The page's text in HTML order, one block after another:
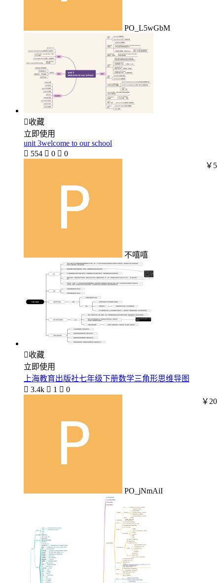
PO_L5wGbM
收藏
立即使用
unit 3welcome to our school
 554  0  0
不嘻嘻
￥5
收藏
立即使用
上海教育出版社七年级下册数学三角形思维导图
 3.4k  1  0
PO_jNmAiI
￥20